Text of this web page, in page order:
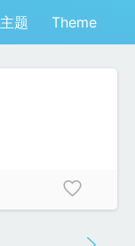
主题 Theme